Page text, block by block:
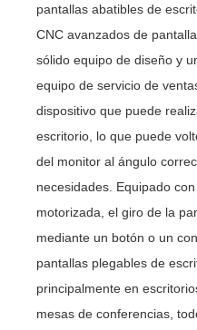
pantallas abatibles de
CNC avanzados de
sólido equipo de diseño y
equipo de servicio de
dispositivo que puede
escritorio, lo que puede
del monitor al ángulo
necesidades. Equipado
motorizada, el giro de la
mediante un botón o un
pantallas plegables de
principalmente en
mesas de conferencias,